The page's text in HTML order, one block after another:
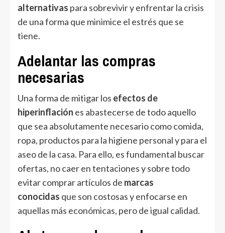
alternativas para sobrevivir y enfrentar la crisis
de una forma que minimice el estrés que se
tiene.
Adelantar las compras
necesarias
Una forma de mitigar los efectos de
hiperinflación es abastecerse de todo aquello
que sea absolutamente necesario como comida,
ropa, productos para la higiene personal y para el
aseo de la casa. Para ello, es fundamental buscar
ofertas, no caer en tentaciones y sobre todo
evitar comprar artículos de marcas
conocidas que son costosas y enfocarse en
aquellas más económicas, pero de igual calidad.